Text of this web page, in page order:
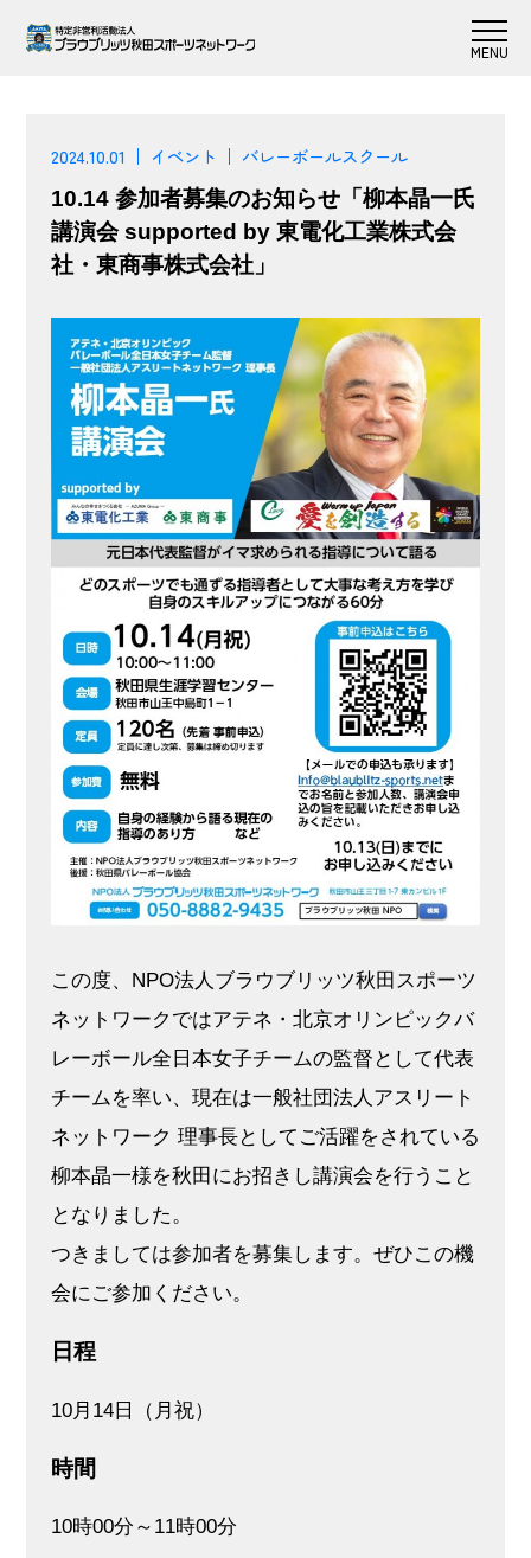
2024.10.01 イベント
バレーボールスクール
10.14 参加者募集のお知らせ「柳本晶一氏
講演会 supported by 東電化工業株式会
社・東商事株式会社」
この度、NPO法人ブラウブリッツ秋田スポーツ
ネットワークではアテネ・北京オリンピックバ
レーボール全日本女子チームの監督として代表
チームを率い、現在は一般社団法人アスリート
ネットワーク 理事長としてご活躍をされている
柳本晶一様を秋田にお招きし講演会を行うこと
となりました。
つきましては参加者を募集します。ぜひこの機
会にご参加ください。
日程
10月14日（月祝）
時間
10時00分～11時00分